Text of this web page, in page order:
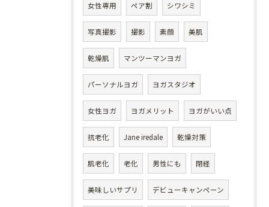
女性専用 ペア割 シワシミ
写真撮影 撮影 素顔 美肌
乾燥肌 マンツーマンヨガ
パーソナルヨガ ヨガスタジオ
女性ヨガ ヨガメリット ヨガがいい点
抗老化 Jane iredale 乾燥対策
肌老化 老化 男性にも 閉経
美味しいサプリ デビューキャンペーン